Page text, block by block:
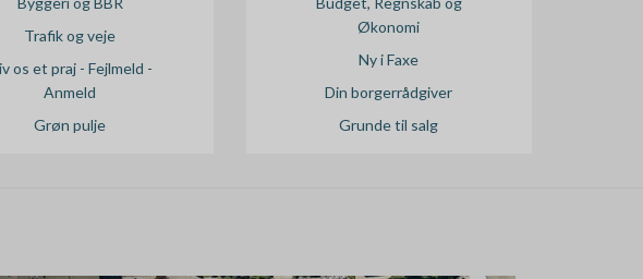
n
Trafik og veje
os et praj - Fejlmeld -
Anmeld
Grøn pulje
Økonomi
Ny i Faxe
Din borgerrådgiver
Grunde til salg